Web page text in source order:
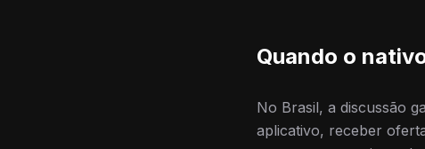
Quando o
No Brasil, a discussão
aplicativo, receber